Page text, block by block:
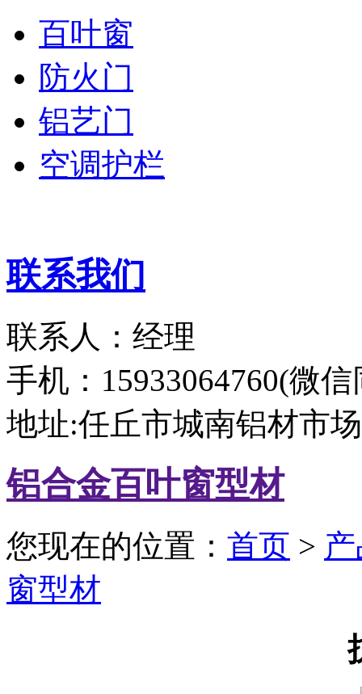
百叶窗
防火门
铝艺门
空调护栏
联系我们
联系人：经理
手机：15933064760(微
地址:任丘市城南铝材市场
铝合金百叶窗型材
您现在的位置： 首页 >
窗型材